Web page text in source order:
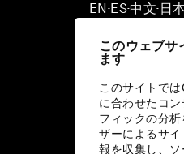
このウェブサ
ます
このサイトで
に合わせたコ
フィックの分
ザーによるサ
報を収集し、
EN ▪ ES▪中文▪ 日